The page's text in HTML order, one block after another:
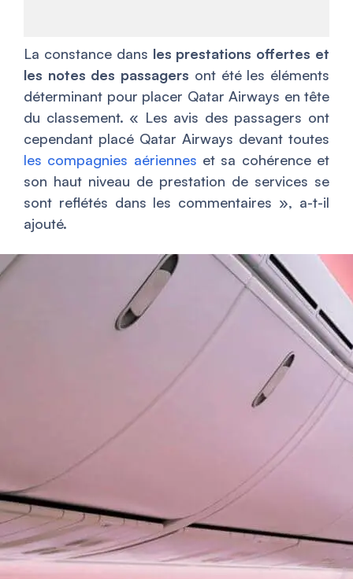
La constance dans les prestations offertes et
les notes des passagers ont été les éléments
déterminant pour placer Qatar Airways en tête
du classement. « Les avis des passagers ont
cependant placé Qatar Airways devant toutes
les compagnies aériennes et sa cohérence et
son haut niveau de prestation de services se
sont reflétés dans les commentaires », a-t-il
ajouté.